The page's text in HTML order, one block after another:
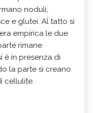
noduli,
e glutei. Al tatto si
empirica le due
rimane
è in presenza di
la parte si creano
cellulite.